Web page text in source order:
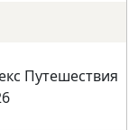
Путешествия